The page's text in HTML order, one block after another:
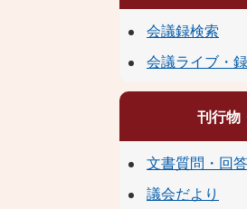
会議録検索
会議ライブ・
刊行物
文書質問・回答
議会だより